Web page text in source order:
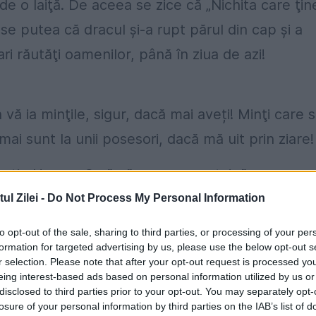
Zilei - Do Not Process My Personal Information
opt-out of the sale, sharing to third parties, or processing of your
for targeted advertising by us, please use the below opt-out
selection. Please note that after your opt-out request is processed
interest-based ads based on personal information utilized by us
to third parties prior to your opt-out. You may separately
of your personal information by third parties on the IAB’s list of
o laiţă. De aceea se zice că „Nichita care
putea că dracul şi-a rupt părul din cap și a
răutăţi oamenilor, până în ziua de azi!
ia minţile, sigur, dacă mai aveți! Minţi care
sunt la unii posesori, dacă mă uit prin ziare!
Hogea. O să vă spun ceva, taină mare,
în căsuța lui din Konya, sau în Shiraz, în
Vidin, etc etc o mulțime de națiuni îl
lui, sau pur și simplu o poreclă și
o Corneliu Mănescu, pentru umorul cu care